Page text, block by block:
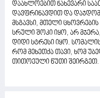
დაახლოებით ნახევარი
დავფრინავდით და
მსგავსი, მთელი
სრული შოკი იყო, არ
დიდი სტრესი იყო.
რომ მეხეთქა თავი, ხომ
თითოეული წუთი შეირგეთ.